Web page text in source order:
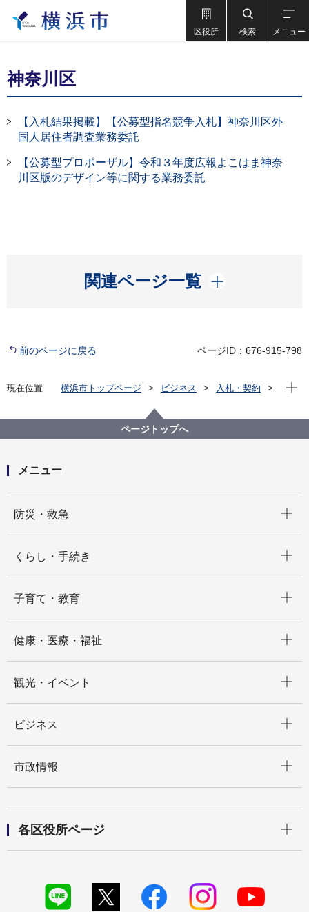
区役所 検索 メニュー
神奈川区
【入札結果掲載】【公募型指名競争入札】神奈川区外
国人居住者調査業務委託
【公募型プロポーザル】令和３年度広報よこはま神奈
川区版のデザイン等に関する業務委託
関連ページ一覧
開く
前のページに戻る ページID：676-915-798
現在位置 横浜市トップページ ビジネス
入札・契約
現在
ページトップへ
メニュー
防災・救急
くらし・手続き
子育て・教育
健康・医療・福祉
観光・イベント
ビジネス
市政情報
各区役所ページ